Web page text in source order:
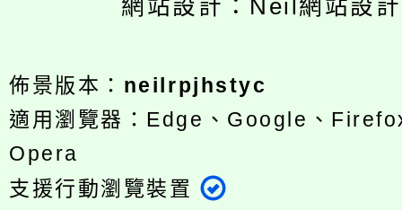
網站設計：Neil網站設
佈景版本： neilrpjhstyc
適用瀏覽器：Edge、Google、
Opera
支援行動瀏覽裝置